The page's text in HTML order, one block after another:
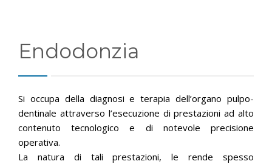
ORARI
Endodonzia
Si occupa della diagnosi e terapia dell’organo pulpo-
dentinale attraverso l’esecuzione di prestazioni ad alto
contenuto tecnologico e di notevole precisione
operativa.
La natura di tali prestazioni, le rende spesso